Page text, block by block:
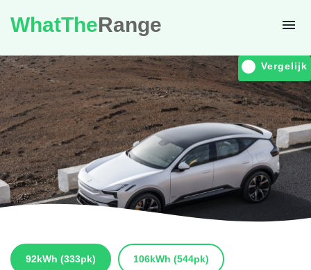
WhatTheRange
Vergelijk
92kWh (333pk) 106kWh (544pk)